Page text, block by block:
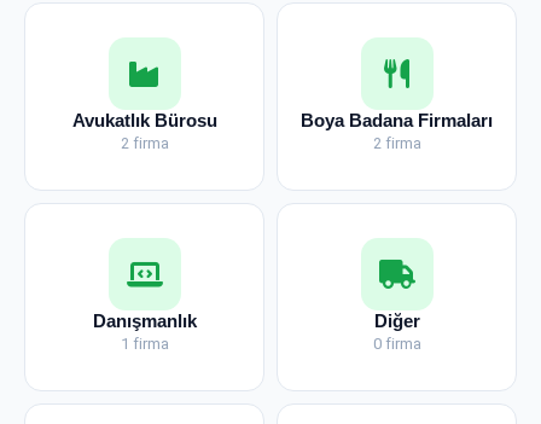
Avukatlık Bürosu
2 firma
Boya Badana Firmaları
2 firma
Danışmanlık
1 firma
Diğer
0 firma